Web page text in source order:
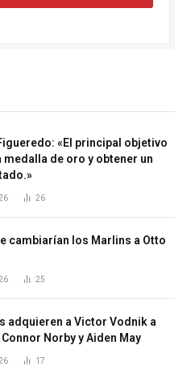
«El principal objetivo
medalla de oro y obtener un
26
cambiarían los Marlins a Otto
25
adquieren a Victor Vodnik a
Norby y Aiden May
17